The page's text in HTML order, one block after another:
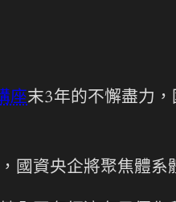
座末3年的不懈盡力
國資央企將聚焦體